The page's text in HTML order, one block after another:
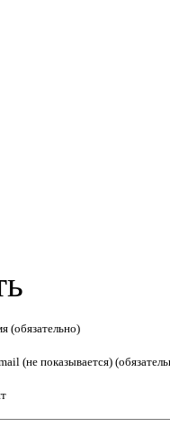
(обязательно)
(не показывается)